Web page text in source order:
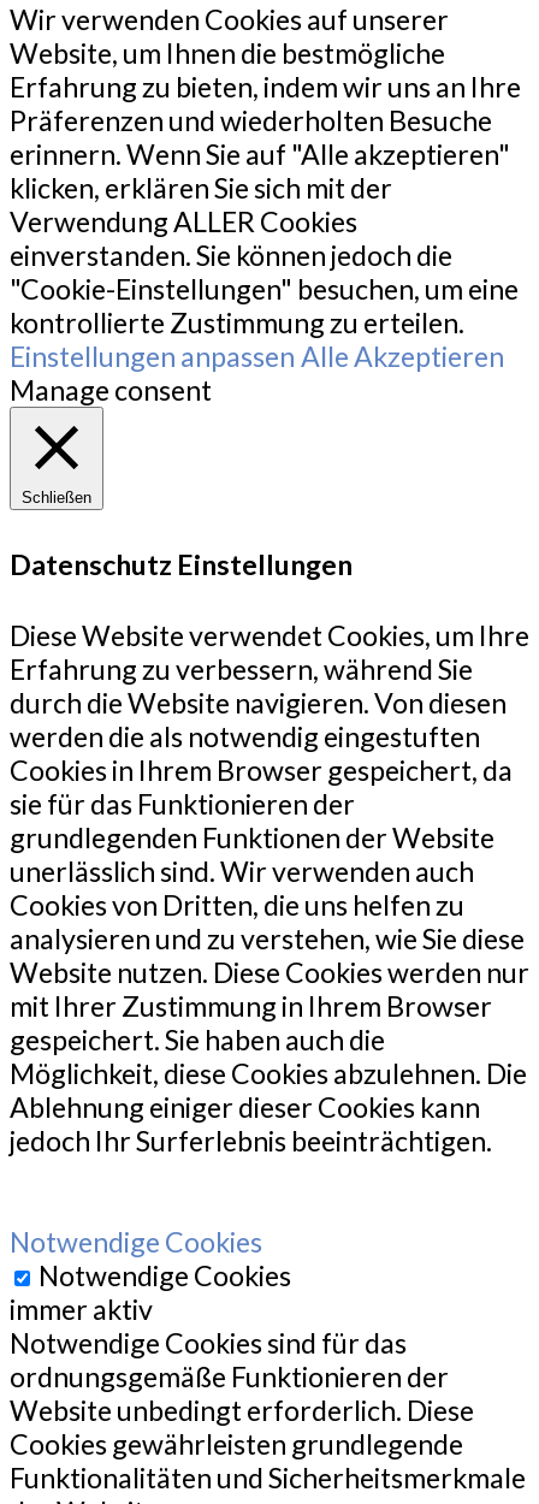
Wir verwenden Cookies auf unserer
Website, um Ihnen die bestmögliche
Erfahrung zu bieten, indem wir uns an Ihre
Präferenzen und wiederholten Besuche
erinnern. Wenn Sie auf "Alle akzeptieren"
klicken, erklären Sie sich mit der
Verwendung ALLER Cookies
einverstanden. Sie können jedoch die
"Cookie-Einstellungen" besuchen, um eine
kontrollierte Zustimmung zu erteilen.
Einstellungen anpassen Alle Akzeptieren
Manage consent
Schließen
Datenschutz Einstellungen
Diese Website verwendet Cookies, um Ihre
Erfahrung zu verbessern, während Sie
durch die Website navigieren. Von diesen
werden die als notwendig eingestuften
Cookies in Ihrem Browser gespeichert, da
sie für das Funktionieren der
grundlegenden Funktionen der Website
unerlässlich sind. Wir verwenden auch
Cookies von Dritten, die uns helfen zu
analysieren und zu verstehen, wie Sie diese
Website nutzen. Diese Cookies werden nur
mit Ihrer Zustimmung in Ihrem Browser
gespeichert. Sie haben auch die
Möglichkeit, diese Cookies abzulehnen. Die
Ablehnung einiger dieser Cookies kann
jedoch Ihr Surferlebnis beeinträchtigen.
Notwendige Cookies
Notwendige Cookies
immer aktiv
Notwendige Cookies sind für das
ordnungsgemäße Funktionieren der
Website unbedingt erforderlich. Diese
Cookies gewährleisten grundlegende
Funktionalitäten und Sicherheitsmerkmale